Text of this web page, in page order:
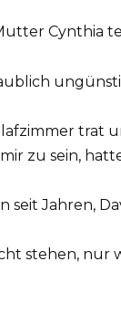
Cynthia
trat
zu sein,
seit Jahren,
stehen, nur